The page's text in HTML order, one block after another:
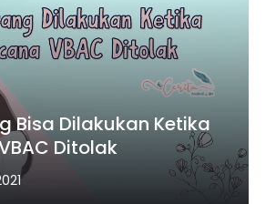
Bisa Dilakukan Ketika
Ditolak